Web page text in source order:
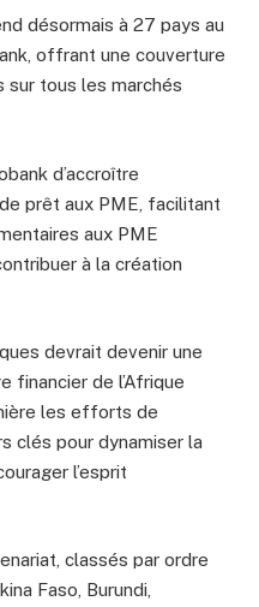
désormais à 27 pays au
offrant une couverture
sur tous les marchés
d’accroître
prêt aux PME, facilitant
aux PME
à la création
devrait devenir une
financier de l’Afrique
les efforts de
clés pour dynamiser la
l’esprit
classés par ordre
Faso, Burundi,